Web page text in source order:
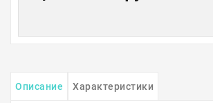
Описание Характеристики